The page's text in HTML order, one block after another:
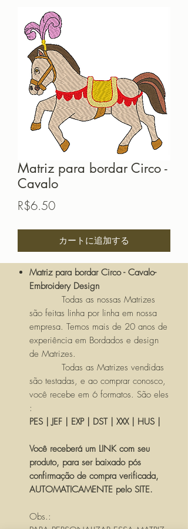
Matriz para bordar Circo -
Cavalo
R$6.50価
カートに追加する
Matriz para bordar Circo - Cavalo-
Embroidery Design
Todas as nossas Matrizes
são feitas linha por linha em nossa
empresa. Temos mais de 20 anos de
experiência em Bordados e design
de Matrizes.
Todas as Matrizes vendidas
são testadas, e ao comprar conosco,
você recebe em 6 formatos. São eles
:
PES | JEF | EXP | DST | XXX | HUS |
Você receberá um LINK com seu
produto, para ser baixado pós
confirmação de compra verificada,
AUTOMATICAMENTE pelo SITE.
Obs.: